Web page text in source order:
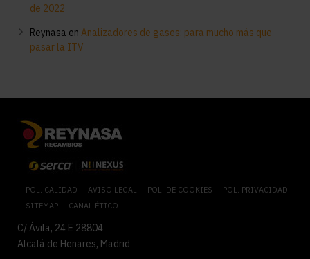
de 2022
Reynasa en Analizadores de gases: para mucho más que
pasar la ITV
POL. CALIDAD AVISO LEGAL POL. DE COOKIES
POL. PRIVACIDAD
SITEMAP
CANAL ÉTICO
C/ Ávila, 24 E 28804
Alcalá de Henares, Madrid